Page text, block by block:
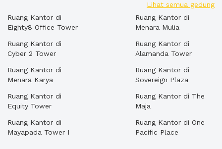
Lihat semua gedung
Ruang Kantor di
Eighty8 Office Tower
Ruang Kantor di
Cyber 2 Tower
Ruang Kantor di
Menara Karya
Ruang Kantor di
Equity Tower
Ruang Kantor di
Mayapada Tower I
Ruang Kantor di
Menara Mulia
Ruang Kantor di
Alamanda Tower
Ruang Kantor di
Sovereign Plaza
Ruang Kantor di The
Maja
Ruang Kantor di One
Pacific Place